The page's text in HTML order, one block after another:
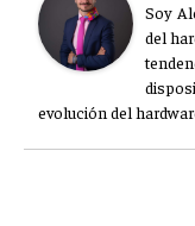
Soy
del
evolución del